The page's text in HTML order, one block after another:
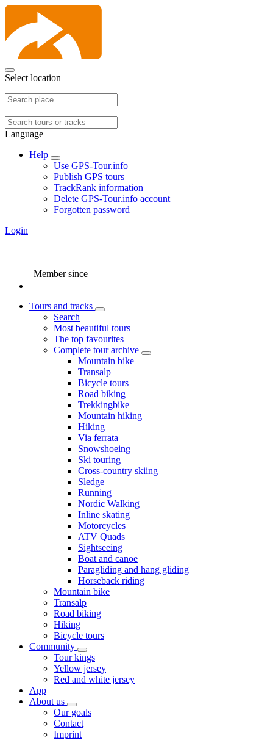
Select location
Language
Help
Use GPS-Tour.info
Publish GPS tours
TrackRank information
Delete GPS-Tour.info account
Forgotten password
Login
Member since
Tours and tracks
Search
Most beautiful tours
The top favourites
Complete tour archive
Mountain bike
Transalp
Bicycle tours
Road biking
Trekkingbike
Mountain hiking
Hiking
Via ferrata
Snowshoeing
Ski touring
Cross-country skiing
Sledge
Running
Nordic Walking
Inline skating
Motorcycles
ATV Quads
Sightseeing
Boat and canoe
Paragliding and hang gliding
Horseback riding
Mountain bike
Transalp
Road biking
Hiking
Bicycle tours
Community
Tour kings
Yellow jersey
Red and white jersey
App
About us
Our goals
Contact
Imprint